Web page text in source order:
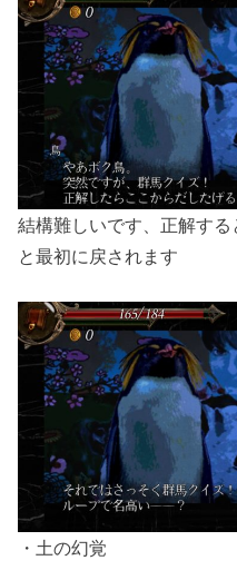
結構難しいです、正解す
と最初に戻されます
・土の幻覚